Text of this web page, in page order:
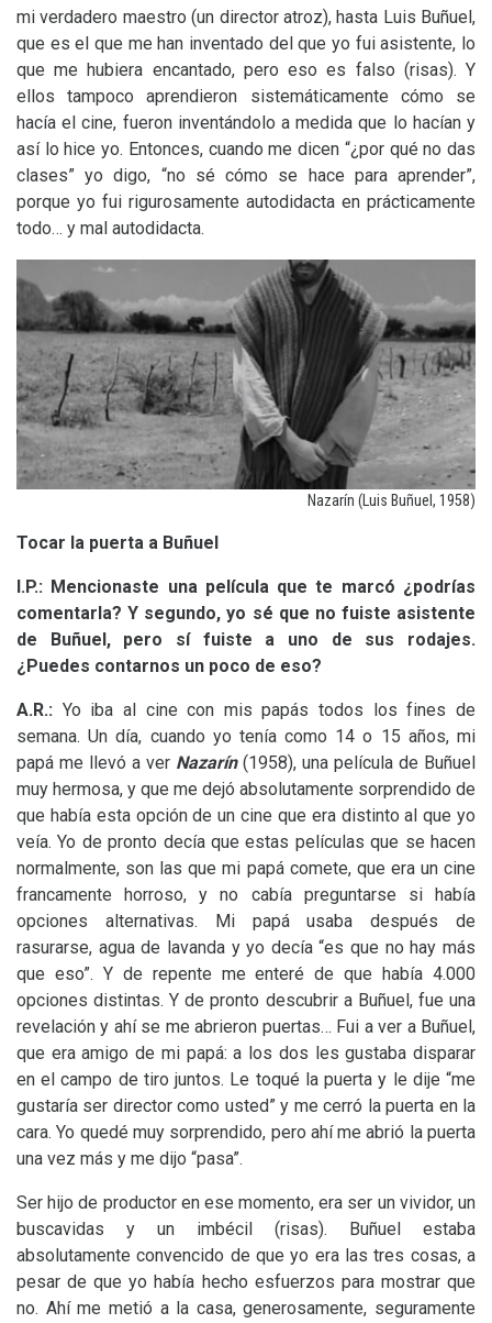
mi verdadero maestro (un director atroz), hasta Luis Buñuel,
que es el que me han inventado del que yo fui asistente, lo
que me hubiera encantado, pero eso es falso (risas). Y
ellos tampoco aprendieron sistemáticamente cómo se
hacía el cine, fueron inventándolo a medida que lo hacían y
así lo hice yo. Entonces, cuando me dicen “¿por qué no das
clases” yo digo, “no sé cómo se hace para aprender”,
porque yo fui rigurosamente autodidacta en prácticamente
todo… y mal autodidacta.
Nazarín (Luis Buñuel, 1958)
Tocar la puerta a Buñuel
I.P.: Mencionaste una película que te marcó ¿podrías
comentarla? Y segundo, yo sé que no fuiste asistente
de Buñuel, pero sí fuiste a uno de sus rodajes.
¿Puedes contarnos un poco de eso?
A.R.: Yo iba al cine con mis papás todos los fines de
semana. Un día, cuando yo tenía como 14 o 15 años, mi
papá me llevó a ver Nazarín (1958), una película de Buñuel
muy hermosa, y que me dejó absolutamente sorprendido de
que había esta opción de un cine que era distinto al que yo
veía. Yo de pronto decía que estas películas que se hacen
normalmente, son las que mi papá comete, que era un cine
francamente horroso, y no cabía preguntarse si había
opciones alternativas. Mi papá usaba después de
rasurarse, agua de lavanda y yo decía “es que no hay más
que eso”. Y de repente me enteré de que había 4.000
opciones distintas. Y de pronto descubrir a Buñuel, fue una
revelación y ahí se me abrieron puertas… Fui a ver a Buñuel,
que era amigo de mi papá: a los dos les gustaba disparar
en el campo de tiro juntos. Le toqué la puerta y le dije “me
gustaría ser director como usted” y me cerró la puerta en la
cara. Yo quedé muy sorprendido, pero ahí me abrió la puerta
una vez más y me dijo “pasa”.
Ser hijo de productor en ese momento, era ser un vividor, un
buscavidas y un imbécil (risas). Buñuel estaba
absolutamente convencido de que yo era las tres cosas, a
pesar de que yo había hecho esfuerzos para mostrar que
no. Ahí me metió a la casa, generosamente, seguramente